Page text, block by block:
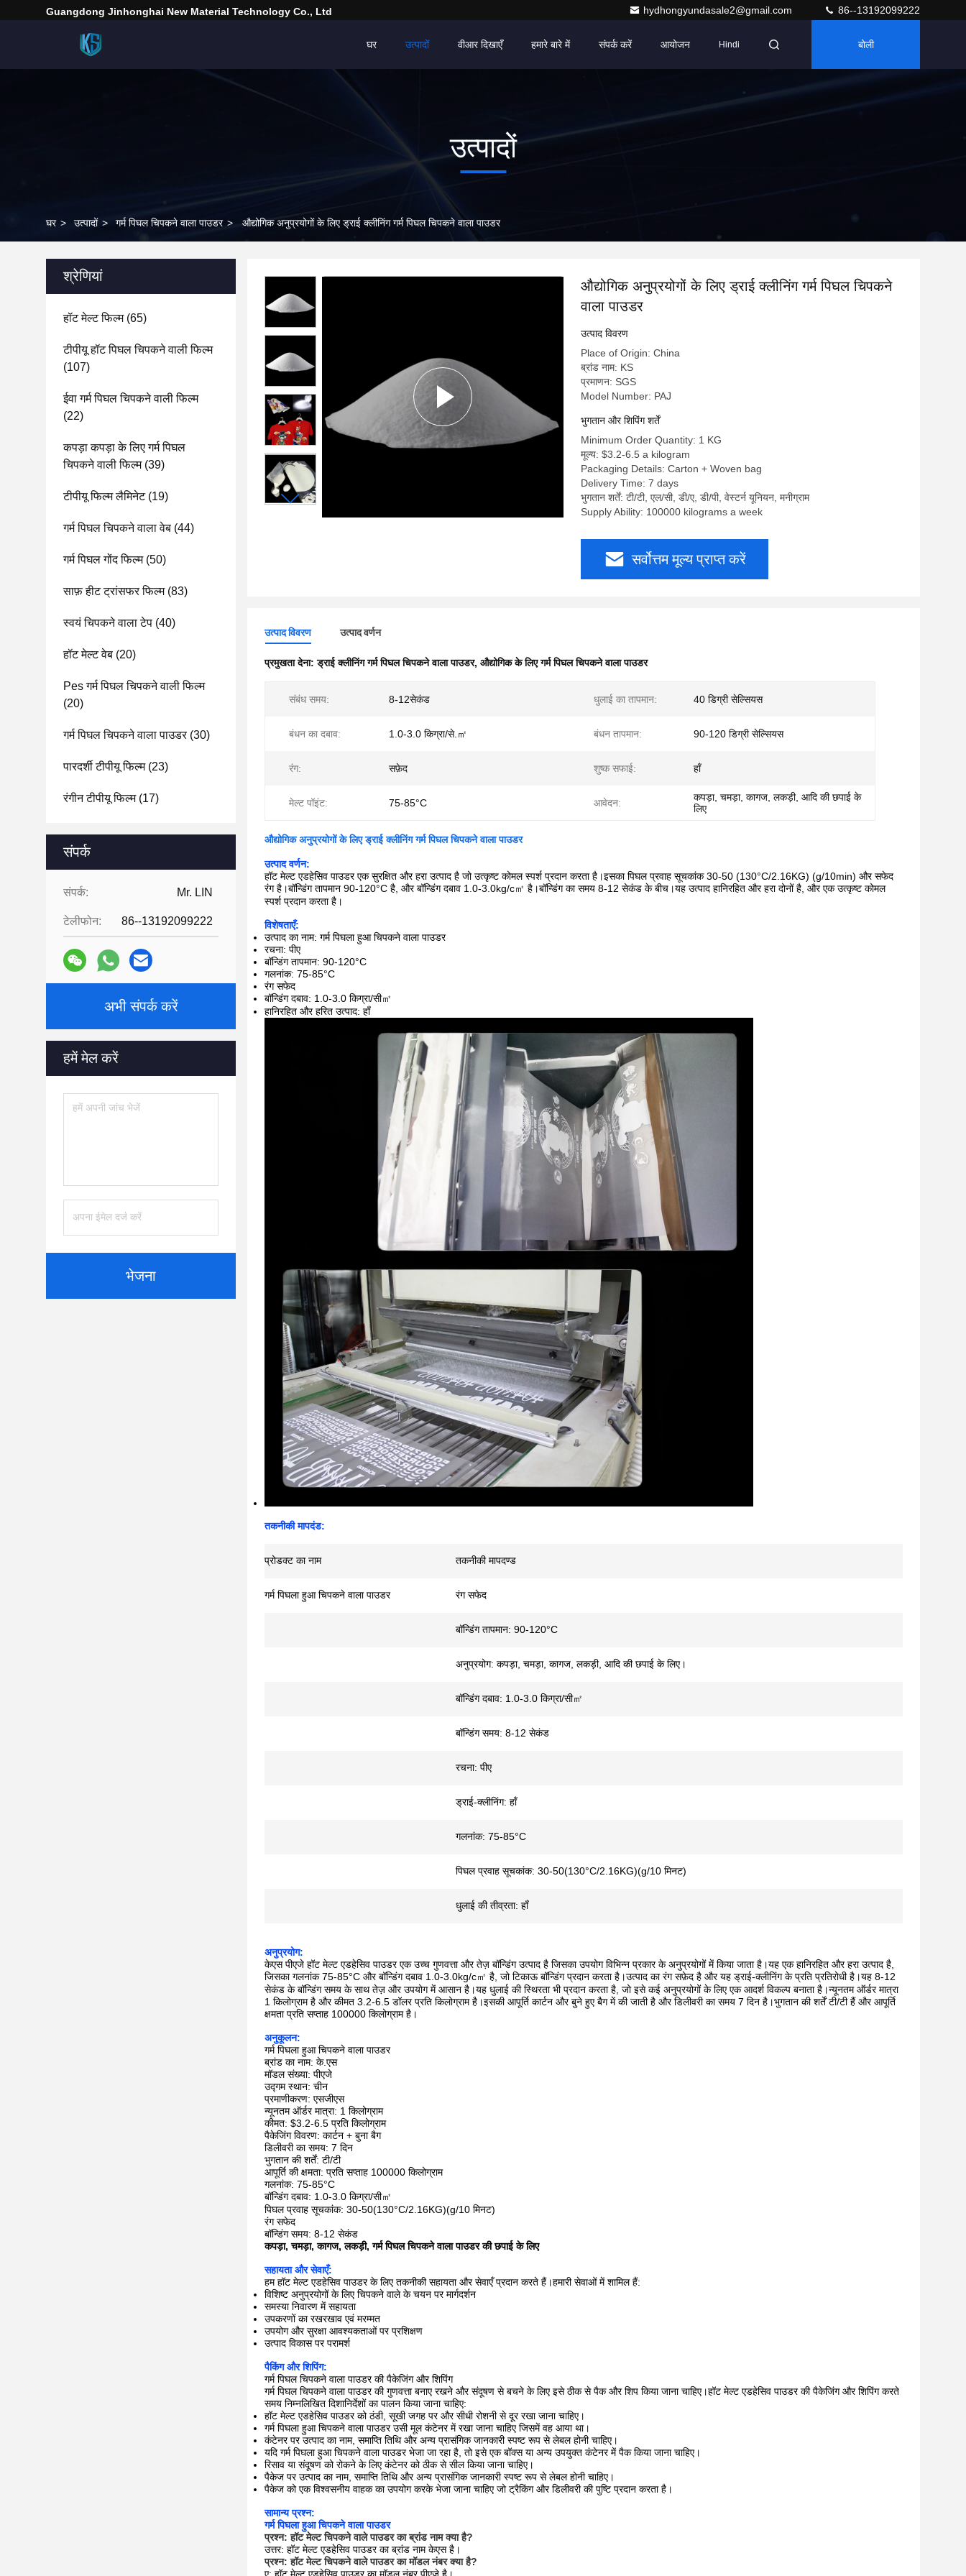
Guangdong Jinhonghai New Material Technology Co., Ltd hydhongyundasale2@gmail.com 86--13192099222
घर उत्पादों वीआर दिखाएँ हमारे बारे में संपर्क करें आयोजन Hindi बोली
उत्पादों
घर > उत्पादों > गर्म पिघल चिपकने वाला पाउडर > औद्योगिक अनुप्रयोगों के लिए ड्राई क्लीनिंग गर्म पिघल चिपकने वाला पाउडर
श्रेणियां
हॉट मेल्ट फिल्म(65)
टीपीयू हॉट पिघल चिपकने वाली फिल्म
(107)
ईवा गर्म पिघल चिपकने वाली फिल्म
(22)
कपड़ा कपड़ा के लिए गर्म पिघल
चिपकने वाली फिल्म(39)
टीपीयू फिल्म लैमिनेट(19)
गर्म पिघल चिपकने वाला वेब (44)
गर्म पिघल गोंद फिल्म(50)
साफ़ हीट ट्रांसफर फिल्म(83)
स्वयं चिपकने वाला टेप (40)
हॉट मेल्ट वेब (20)
Pes गर्म पिघल चिपकने वाली फिल्म
(20)
गर्म पिघल चिपकने वाला पाउडर(30)
पारदर्शी टीपीयू फिल्म(23)
रंगीन टीपीयू फिल्म(17)
संपर्क
संपर्क: Mr. LIN
टेलीफोन: 86--13192099222
अभी संपर्क करें
हमें मेल करें
भेजना
औद्योगिक अनुप्रयोगों के लिए ड्राई क्लीनिंग गर्म पिघल चिपकने
वाला पाउडर
उत्पाद विवरण
Place of Origin: China
ब्रांड नाम: KS
प्रमाणन: SGS
Model Number: PAJ
भुगतान और शिपिंग शर्तें
Minimum Order Quantity: 1 KG
मूल्य: $3.2-6.5 a kilogram
Packaging Details: Carton + Woven bag
Delivery Time: 7 days
भुगतान शर्तें: टी/टी, एल/सी, डी/ए, डी/पी, वेस्टर्न यूनियन, मनीग्राम
Supply Ability: 100000 kilograms a week
सर्वोत्तम मूल्य प्राप्त करें
उत्पाद विवरण उत्पाद वर्णन
प्रमुखता देना:ड्राई क्लीनिंग गर्म पिघल चिपकने वाला पाउडर, औद्योगिक के लिए गर्म पिघल चिपकने वाला पाउडर
संबंध समय: 8-12सेकंड धुलाई का तापमान: 40 डिग्री सेल्सियस
बंधन का दबाव: 1.0-3.0 किग्रा/से.㎡ बंधन तापमान: 90-120 डिग्री सेल्सियस
रंग: सफ़ेद शुष्क सफाई: हाँ
मेल्ट पॉइंट: 75-85°C आवेदन:
कपड़ा, चमड़ा, कागज, लकड़ी, आदि की छपाई के
लिए
औद्योगिक अनुप्रयोगों के लिए ड्राई क्लीनिंग गर्म पिघल चिपकने वाला पाउडर
उत्पाद वर्णन:
हॉट मेल्ट एडहेसिव पाउडर एक सुरक्षित और हरा उत्पाद है जो उत्कृष्ट कोमल स्पर्श प्रदान करता है।इसका पिघल प्रवाह सूचकांक 30-50 (130°C/2.16KG) (g/10min) और सफेद
रंग है।बॉन्डिंग तापमान 90-120°C है, और बॉन्डिंग दबाव 1.0-3.0kg/c㎡ है।बॉन्डिंग का समय 8-12 सेकंड के बीच।यह उत्पाद हानिरहित और हरा दोनों है, और एक उत्कृष्ट कोमल
स्पर्श प्रदान करता है।
विशेषताएँ:
उत्पाद का नाम: गर्म पिघला हुआ चिपकने वाला पाउडर
रचना: पीए
बॉन्डिंग तापमान: 90-120°C
गलनांक: 75-85°C
रंग सफेद
बॉन्डिंग दबाव: 1.0-3.0 किग्रा/सी㎡
हानिरहित और हरित उत्पाद: हाँ
तकनीकी मापदंड:
प्रोडक्ट का नाम तकनीकी मापदण्ड
गर्म पिघला हुआ चिपकने वाला पाउडर रंग सफेद
बॉन्डिंग तापमान: 90-120°C
अनुप्रयोग: कपड़ा, चमड़ा, कागज, लकड़ी, आदि की छपाई के लिए।
बॉन्डिंग दबाव: 1.0-3.0 किग्रा/सी㎡
बॉन्डिंग समय: 8-12 सेकंड
रचना: पीए
ड्राई-क्लीनिंग: हाँ
गलनांक: 75-85°C
पिघल प्रवाह सूचकांक: 30-50(130°C/2.16KG)(g/10 मिनट)
धुलाई की तीव्रता: हाँ
अनुप्रयोग:
केएस पीएजे हॉट मेल्ट एडहेसिव पाउडर एक उच्च गुणवत्ता और तेज़ बॉन्डिंग उत्पाद है जिसका उपयोग विभिन्न प्रकार के अनुप्रयोगों में किया जाता है।यह एक हानिरहित और हरा उत्पाद है,
जिसका गलनांक 75-85°C और बॉन्डिंग दबाव 1.0-3.0kg/c㎡ है, जो टिकाऊ बॉन्डिंग प्रदान करता है।उत्पाद का रंग सफ़ेद है और यह ड्राई-क्लीनिंग के प्रति प्रतिरोधी है।यह 8-12
सेकंड के बॉन्डिंग समय के साथ तेज़ और उपयोग में आसान है।यह धुलाई की स्थिरता भी प्रदान करता है, जो इसे कई अनुप्रयोगों के लिए एक आदर्श विकल्प बनाता है।न्यूनतम ऑर्डर मात्रा
1 किलोग्राम है और कीमत 3.2-6.5 डॉलर प्रति किलोग्राम है।इसकी आपूर्ति कार्टन और बुने हुए बैग में की जाती है और डिलीवरी का समय 7 दिन है।भुगतान की शर्तें टी/टी हैं और आपूर्ति
क्षमता प्रति सप्ताह 100000 किलोग्राम है।
अनुकूलन:
गर्म पिघला हुआ चिपकने वाला पाउडर
ब्रांड का नाम: के.एस
मॉडल संख्या: पीएजे
उद्गम स्थान: चीन
प्रमाणीकरण: एसजीएस
न्यूनतम ऑर्डर मात्रा: 1 किलोग्राम
कीमत: $3.2-6.5 प्रति किलोग्राम
पैकेजिंग विवरण: कार्टन + बुना बैग
डिलीवरी का समय: 7 दिन
भुगतान की शर्तें: टी/टी
आपूर्ति की क्षमता: प्रति सप्ताह 100000 किलोग्राम
गलनांक: 75-85°C
बॉन्डिंग दबाव: 1.0-3.0 किग्रा/सी㎡
पिघल प्रवाह सूचकांक: 30-50(130°C/2.16KG)(g/10 मिनट)
रंग सफेद
बॉन्डिंग समय: 8-12 सेकंड
कपड़ा, चमड़ा, कागज, लकड़ी, गर्म पिघल चिपकने वाला पाउडर की छपाई के लिए
सहायता और सेवाएँ:
हम हॉट मेल्ट एडहेसिव पाउडर के लिए तकनीकी सहायता और सेवाएँ प्रदान करते हैं।हमारी सेवाओं में शामिल हैं:
विशिष्ट अनुप्रयोगों के लिए चिपकने वाले के चयन पर मार्गदर्शन
समस्या निवारण में सहायता
उपकरणों का रखरखाव एवं मरम्मत
उपयोग और सुरक्षा आवश्यकताओं पर प्रशिक्षण
उत्पाद विकास पर परामर्श
पैकिंग और शिपिंग:
गर्म पिघल चिपकने वाला पाउडर की पैकेजिंग और शिपिंग
गर्म पिघल चिपकने वाला पाउडर की गुणवत्ता बनाए रखने और संदूषण से बचने के लिए इसे ठीक से पैक और शिप किया जाना चाहिए।हॉट मेल्ट एडहेसिव पाउडर की पैकेजिंग और शिपिंग करते
समय निम्नलिखित दिशानिर्देशों का पालन किया जाना चाहिए:
हॉट मेल्ट एडहेसिव पाउडर को ठंडी, सूखी जगह पर और सीधी रोशनी से दूर रखा जाना चाहिए।
गर्म पिघला हुआ चिपकने वाला पाउडर उसी मूल कंटेनर में रखा जाना चाहिए जिसमें वह आया था।
कंटेनर पर उत्पाद का नाम, समाप्ति तिथि और अन्य प्रासंगिक जानकारी स्पष्ट रूप से लेबल होनी चाहिए।
यदि गर्म पिघला हुआ चिपकने वाला पाउडर भेजा जा रहा है, तो इसे एक बॉक्स या अन्य उपयुक्त कंटेनर में पैक किया जाना चाहिए।
रिसाव या संदूषण को रोकने के लिए कंटेनर को ठीक से सील किया जाना चाहिए।
पैकेज पर उत्पाद का नाम, समाप्ति तिथि और अन्य प्रासंगिक जानकारी स्पष्ट रूप से लेबल होनी चाहिए।
पैकेज को एक विश्वसनीय वाहक का उपयोग करके भेजा जाना चाहिए जो ट्रैकिंग और डिलीवरी की पुष्टि प्रदान करता है।
सामान्य प्रश्न:
गर्म पिघला हुआ चिपकने वाला पाउडर
प्रश्न: हॉट मेल्ट चिपकने वाले पाउडर का ब्रांड नाम क्या है?
उत्तर: हॉट मेल्ट एडहेसिव पाउडर का ब्रांड नाम केएस है।
प्रश्न: हॉट मेल्ट चिपकने वाले पाउडर का मॉडल नंबर क्या है?